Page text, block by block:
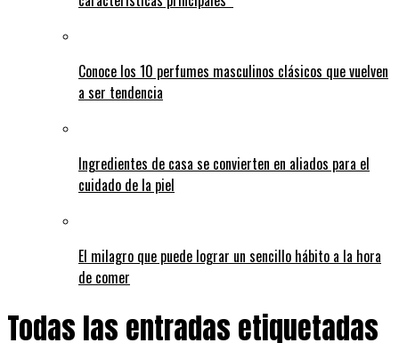
Conoce los 10 perfumes masculinos clásicos que vuelven
a ser tendencia
Ingredientes de casa se convierten en aliados para el
cuidado de la piel
El milagro que puede lograr un sencillo hábito a la hora
de comer
Todas las entradas etiquetadas